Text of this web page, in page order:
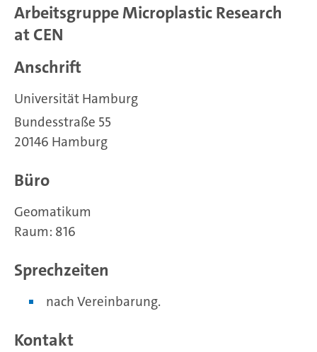
Arbeitsgruppe Microplastic Research
at CEN
Anschrift
Universität Hamburg
Bundesstraße 55
20146 Hamburg
Büro
Geomatikum
Raum: 816
Sprechzeiten
nach Vereinbarung.
Kontakt